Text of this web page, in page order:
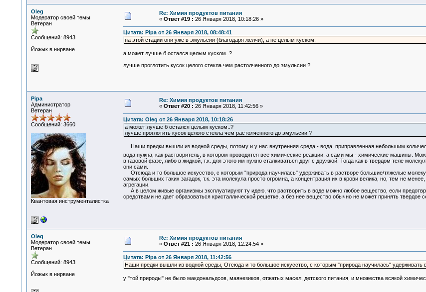
Oleg
Модератор своей темы
Ветеран
Сообщений: 8943
Йожык в нирване
Re: Химия продуктов питания
« Ответ #19 : 26 Января 2018, 10:18:26 »
Цитата: Pipa от 26 Января 2018, 08:48:41
на этой стадии они уже в эмульсии (благодаря желчи), а не целым куском.
а может лучше б остался целым куском..?
лучше проглотить кусок целого стекла чем растолченного до эмульсии ?
Pipa
Администратор
Ветеран
Сообщений: 3660
Квантовая инструменталистка
Re: Химия продуктов питания
« Ответ #20 : 26 Января 2018, 11:42:56 »
Цитата: Oleg от 26 Января 2018, 10:18:26
а может лучше б остался целым куском..?
лучше проглотить кусок целого стекла чем растолченного до эмульсии ?
Наши предки вышли из водной среды, потому и у нас внутренняя среда - вода, приправленная небольшим
вода нужна, как растворитель, в котором проводятся все химические реакции, а сами мы - химические машины.
в газовой фазе, либо в жидкой, т.к. для этого им нужно сталкиваться друг с дружкой. Тогда как в твердом теле
они сами.
Отсюда и то большое искусство, с которым "природа научилась" удерживать в растворе большие/тяжелые
самых больших таких загадок, т.к. эта молекула просто огромна, а концентрация их в крови велика, но, тем не
агрегации.
А в целом живые организмы эксплуатируют ту идею, что растворить в воде можно любое вещество, если
средствами не дает образоваться кристаллической решетке, а без нее вещество обычно не может принять твердое
Oleg
Модератор своей темы
Ветеран
Сообщений: 8943
Йожык в нирване
Re: Химия продуктов питания
« Ответ #21 : 26 Января 2018, 12:24:54 »
Цитата: Pipa от 26 Января 2018, 11:42:56
Наши предки вышли из водной среды, Отсюда и то большое искусство, с которым "природа научилась"
у "той природы" не было макдональдсов, маянезиков, отжатых масел, детского питания, и множества всякой